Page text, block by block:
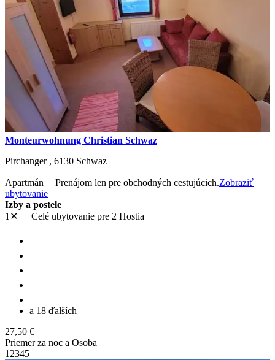
Monteurwohnung Christian Schwaz
Pirchanger , 6130 Schwaz
Apartmán Prenájom len pre obchodných cestujúcich.Zobraziť
ubytovanie
Izby a postele
1✕
Celé ubytovanie pre 2 Hostia
a 18 ďalších
27,50 €
Priemer za noc a Osoba
1 2345